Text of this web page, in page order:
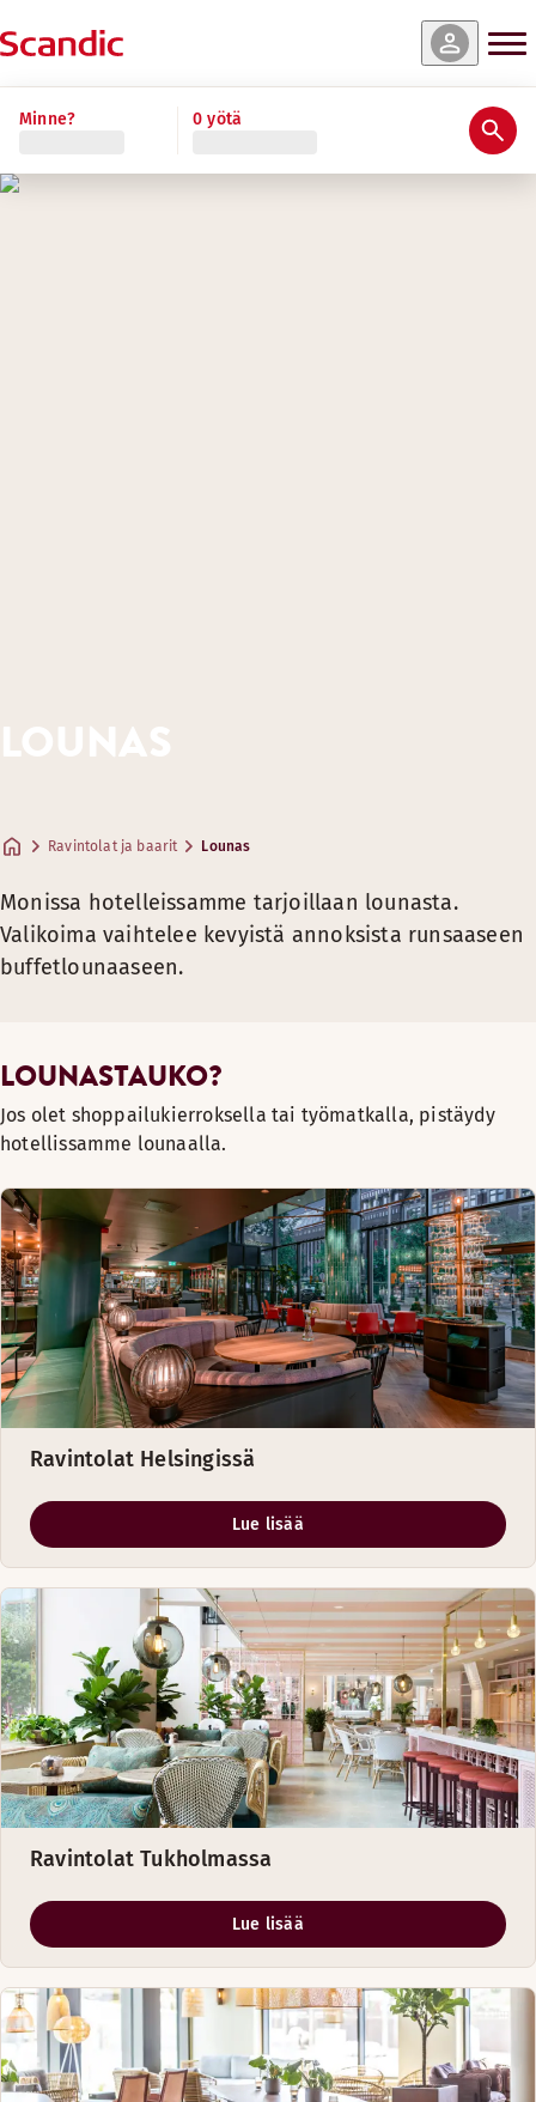
Minne? 0 yötä
LOUNAS
Ravintolat ja baarit Lounas
Monissa hotelleissamme tarjoillaan lounasta.
Valikoima vaihtelee kevyistä annoksista runsaaseen
buffetlounaaseen.
LOUNASTAUKO?
Jos olet shoppailukierroksella tai työmatkalla, pistäydy
hotellissamme lounaalla.
Ravintolat Helsingissä
Lue lisää
Ravintolat Tukholmassa
Lue lisää